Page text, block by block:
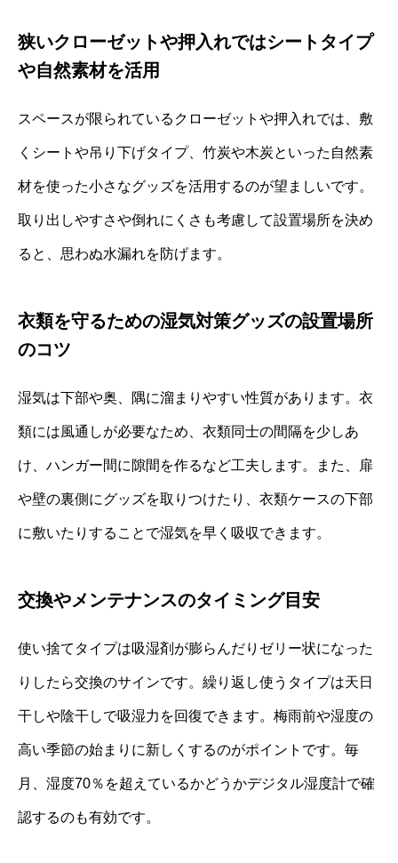
狭いクローゼットや押入れではシートタイプ
や自然素材を活用
スペースが限られているクローゼットや押入れでは、敷
くシートや吊り下げタイプ、竹炭や木炭といった自然素
材を使った小さなグッズを活用するのが望ましいです。
取り出しやすさや倒れにくさも考慮して設置場所を決め
ると、思わぬ水漏れを防げます。
衣類を守るための湿気対策グッズの設置場所
のコツ
湿気は下部や奥、隅に溜まりやすい性質があります。衣
類には風通しが必要なため、衣類同士の間隔を少しあ
け、ハンガー間に隙間を作るなど工夫します。また、扉
や壁の裏側にグッズを取りつけたり、衣類ケースの下部
に敷いたりすることで湿気を早く吸収できます。
交換やメンテナンスのタイミング目安
使い捨てタイプは吸湿剤が膨らんだりゼリー状になった
りしたら交換のサインです。繰り返し使うタイプは天日
干しや陰干しで吸湿力を回復できます。梅雨前や湿度の
高い季節の始まりに新しくするのがポイントです。毎
月、湿度70％を超えているかどうかデジタル湿度計で確
認するのも有効です。